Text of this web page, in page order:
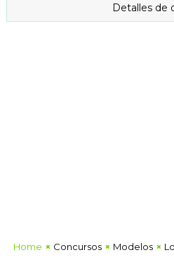
Detalles de diseño:
Home Concursos Modelos